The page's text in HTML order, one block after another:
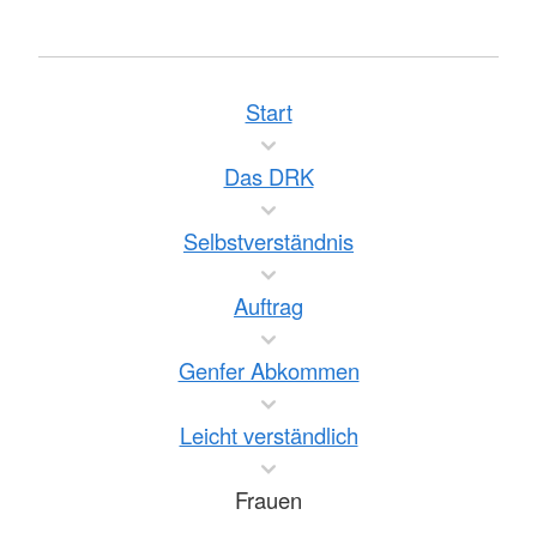
Start
Das DRK
Selbstverständnis
Auftrag
Genfer Abkommen
Leicht verständlich
Frauen